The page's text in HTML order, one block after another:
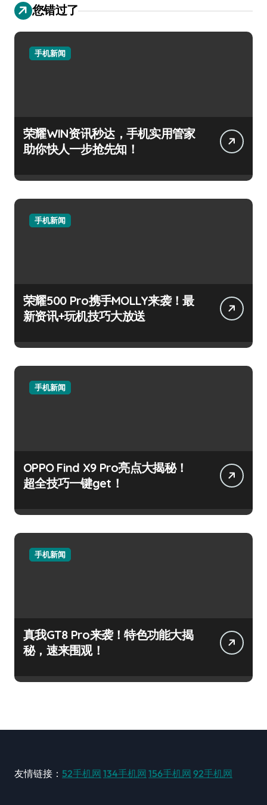
您错过了
手机新闻
荣耀WIN资讯秒达，手机实用管家
助你快人一步抢先知！
手机新闻
荣耀500 Pro携手MOLLY来袭！最
新资讯+玩机技巧大放送
手机新闻
OPPO Find X9 Pro亮点大揭秘！
超全技巧一键get！
手机新闻
真我GT8 Pro来袭！特色功能大揭
秘，速来围观！
友情链接： 52手机网 134手机网 156手机网 92手机网